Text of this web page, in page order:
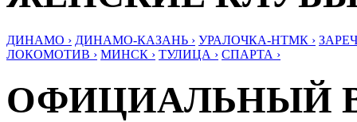
ДИНАМО › ДИНАМО-КАЗАНЬ › УРАЛОЧКА-НТМК ›
ЛОКОМОТИВ › МИНСК › ТУЛИЦА › СПАРТА ›
ОФИЦИАЛЬНЫЙ